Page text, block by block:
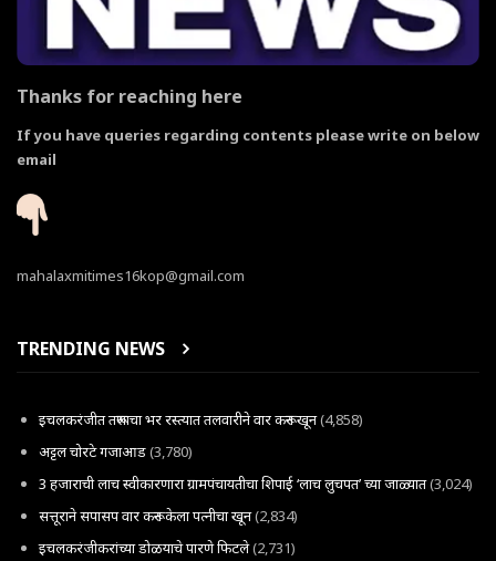
Thanks for reaching here
If you have queries regarding contents please write on below
email
mahalaxmitimes16kop@gmail.com
TRENDING NEWS
इचलकरंजीत तरूणाचा भर रस्त्यात तलवारीने वार करून खून(4,858)
अट्टल चोरटे गजाआड(3,780)
3 हजाराची लाच स्वीकारणारा ग्रामपंचायतीचा शिपाई ‘लाच लुचपत’ च्या जाळ्यात(3,024)
सत्तूराने सपासप वार करून केला पत्नीचा खून(2,834)
इचलकरंजीकरांच्या डोळयाचे पारणे फिटले(2,731)